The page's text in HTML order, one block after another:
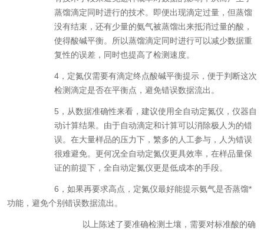
蒸馏滴定同时进行的技术。即便出现滴定过量，但蒸馏
没有结束，还有少量的氨气被蒸馏出来抵消过量的酸，
使得酸碱平衡。所以蒸馏滴定同时进行可以减少数据重
复性的误差，同时也提高了检测速度。
4， 定氮仪需要有滴定终点酸碱平衡提示，便于判断这次
检测滴定是否在平衡点，避免错误数据流出。
5， 从数据准确性来看，建议使用全自动定氮仪，仪器自
动计算结果。由于自动滴定和计算可以消除极人为的错
误。在大量样品的压力下，繁多的人工参与，人为错误
很难避免。更何况全自动定氮仪更具效率，在样品量保
证的前提下，全自动定氮仪更是低成本的手段。
6 ，如果再要求高点，定氮仪最好能提示氨气是否蒸馏*
功能，避免个别错误数据流出。
以上陈述了要准确检测土壤，需要对标准酸的确